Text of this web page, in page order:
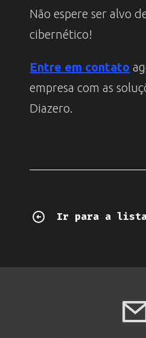
Não espere ser alvo
cibernético!
Entre em contato
empresa com as
Diazero.
Ir para a